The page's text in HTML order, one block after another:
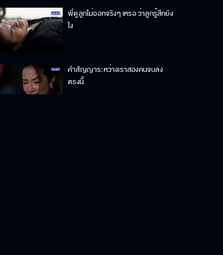
พี่ดูลูกไม่ออกจริงๆ เหรอ ว่าลูกรู้สึกยัง
ไง
คำสัญญาระหว่างเราสองคนจบลง
ตรงนี้